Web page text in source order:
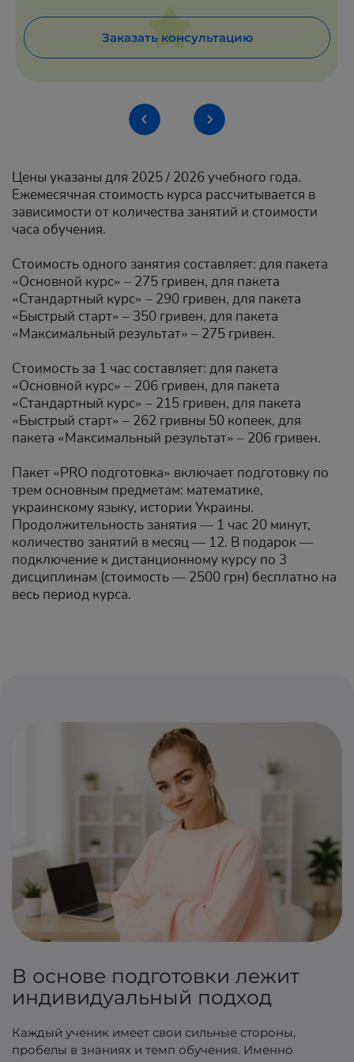
Заказать консультацию
Цены указаны для 2025 / 2026 учебного года.
Ежемесячная стоимость курса рассчитывается в
зависимости от количества занятий и стоимости
часа обучения.
Стоимость одного занятия составляет: для пакета
«Основной курс» – 275 гривен, для пакета
«Стандартный курс» – 290 гривен, для пакета
«Быстрый старт» – 350 гривен, для пакета
«Максимальный результат» – 275 гривен.
Стоимость за 1 час составляет: для пакета
«Основной курс» – 206 гривен, для пакета
«Стандартный курс» – 215 гривен, для пакета
«Быстрый старт» – 262 гривны 50 копеек, для
пакета «Максимальный результат» – 206 гривен.
Пакет «PRO подготовка» включает подготовку по
трем основным предметам: математике,
украинскому языку, истории Украины.
Продолжительность занятия — 1 час 20 минут,
количество занятий в месяц — 12. В подарок —
подключение к дистанционному курсу по 3
дисциплинам (стоимость — 2500 грн) бесплатно на
весь период курса.
В основе подготовки лежит
индивидуальный подход
Каждый ученик имеет свои сильные стороны,
пробелы в знаниях и темп обучения. Именно